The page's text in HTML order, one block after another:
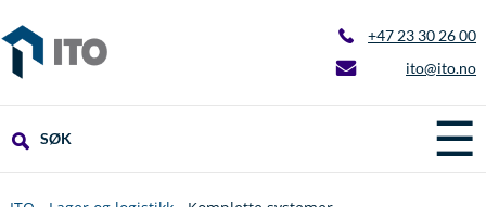
+47 23 30 26 00
ito@ito.no
☰
SØK